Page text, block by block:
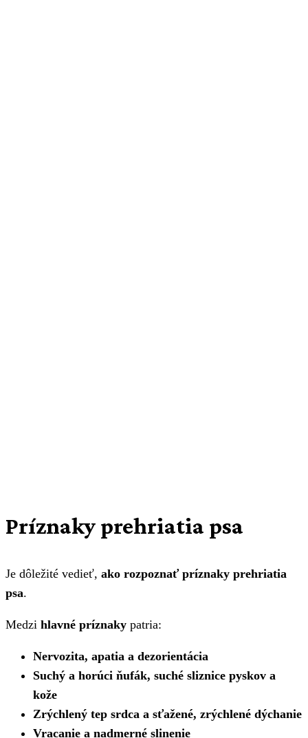
Príznaky prehriatia psa
Je dôležité vedieť, ako rozpoznať príznaky prehriatia
psa.
Medzi hlavné príznaky patria:
Nervozita, apatia a dezorientácia
Suchý a horúci ňufák, suché sliznice pyskov a
kože
Zrýchlený tep srdca a sťažené, zrýchlené dýchanie
Vracanie a nadmerné slinenie